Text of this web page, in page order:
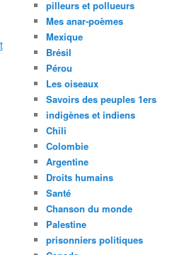
pilleurs et pollueurs
Mes anar-poèmes
Mexique
Brésil
Pérou
Les oiseaux
Savoirs des peuples 1ers
indigènes et indiens
Chili
Colombie
Argentine
Droits humains
Santé
Chanson du monde
Palestine
prisonniers politiques